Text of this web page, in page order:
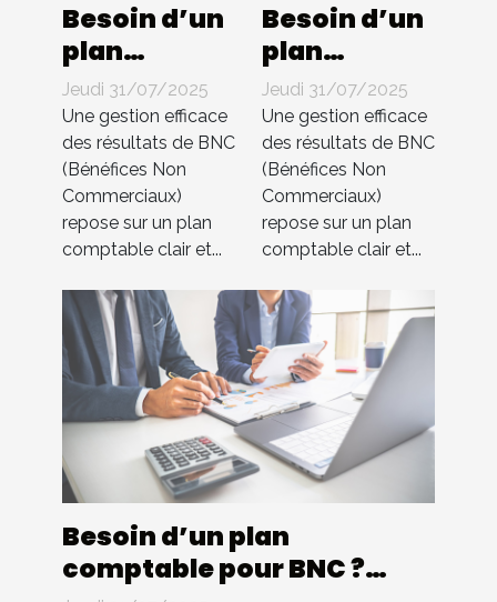
Besoin d’un
plan
comptable
pour BNC ?
Compta 4
You
s’occupe de
tout !
Jeudi 31/07/2025
Une gestion efficace
des résultats de BNC
(Bénéfices Non
Commerciaux)
repose sur un plan
comptable clair et...
Besoin d’un
plan
comptable
pour BNC ?
Compta 4
You
s’occupe de
tout !
Jeudi 31/07/2025
Une gestion efficace
des résultats de BNC
(Bénéfices Non
Commerciaux)
repose sur un plan
comptable clair et...
Besoin d’un plan
comptable pour BNC ?